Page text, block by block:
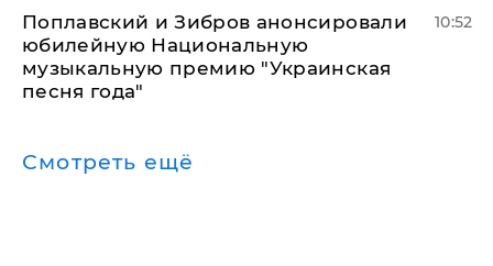
Поплавский и Зибров анонсировали
юбилейную Национальную
музыкальную премию "Украинская
песня года"
10:52
Смотреть ещё